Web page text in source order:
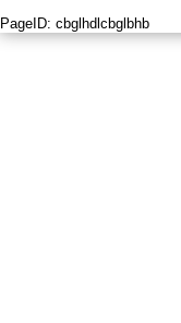
PageID: cbglhdlcbglbhb